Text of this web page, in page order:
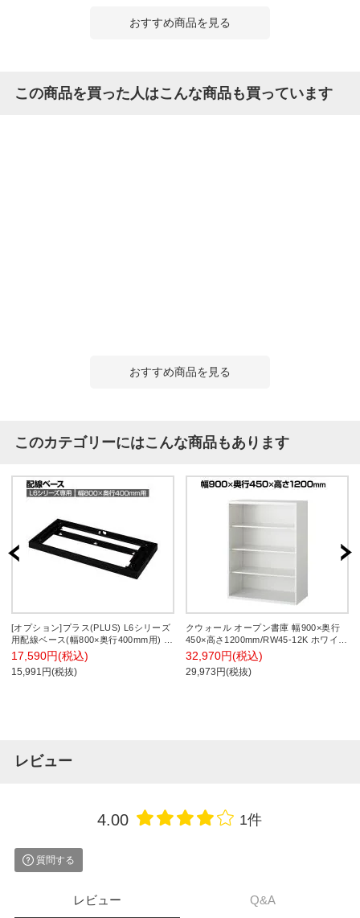
おすすめ商品を見る
この商品を買った人はこんな商品も買っています
おすすめ商品を見る
このカテゴリーにはこんな商品もあります
[オプション]プラス(PLUS) L6シリーズ
用配線ベース(幅800×奥行400mm用) ブ
ラック L6-G11X BK 国産 収納 幅800×
奥行377×高さ50mm
17,590円(税込)
15,991円(税抜)
クウォール オープン書庫 幅900×奥行
450×高さ1200mm/RW45-12K ホワイト
【国産】【完成品】
32,970円(税込)
29,973円(税抜)
レビュー
4.00 1件
質問する
レビュー Q&A